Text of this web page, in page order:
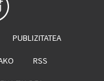
PUBLIZITATEA
RSS